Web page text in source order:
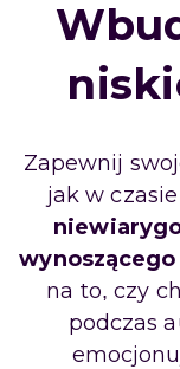
Zapewnij
jak w
na to, czy
podczas